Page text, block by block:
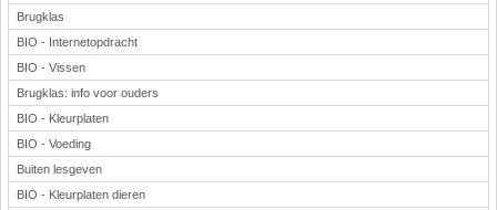
Brugklas
BIO - Internetopdracht
BIO - Vissen
Brugklas: info voor ouders
BIO - Kleurplaten
BIO - Voeding
Buiten lesgeven
BIO - Kleurplaten dieren